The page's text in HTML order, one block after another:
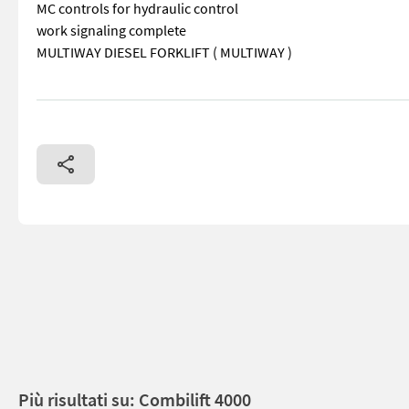
MC controls for hydraulic control
work signaling complete
MULTIWAY DIESEL FORKLIFT ( MULTIWAY )
== More details (EN) == Machine correctness: Correct Tyre
Più risultati su: Combilift 4000